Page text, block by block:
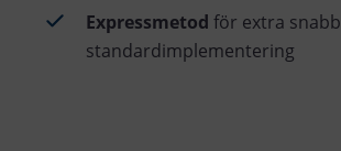
Expressmetod för extra snabb
standardimplementering